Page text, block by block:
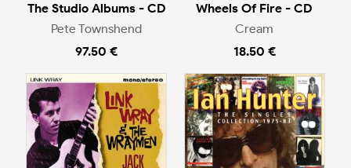
The Studio Albums - CD
Pete Townshend
97.50 €
Wheels Of Fire - CD
Cream
18.50 €